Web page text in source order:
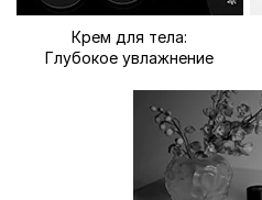
Крем для тела:
Глубокое увлажнение